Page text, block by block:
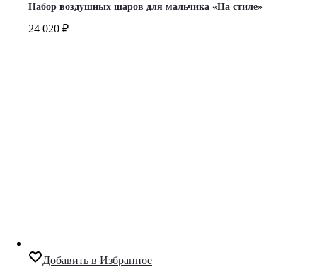
Набор воздушных шаров для мальчика «На стиле»
24 020 ₽
Добавить в Избранное